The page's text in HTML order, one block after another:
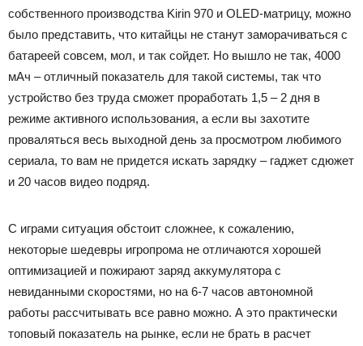
собственного производства Kirin 970 и OLED-матрицу, можно
было представить, что китайцы не станут заморачиваться с
батареей совсем, мол, и так сойдет. Но вышло не так, 4000
мАч – отличный показатель для такой системы, так что
устройство без труда сможет проработать 1,5 – 2 дня в
режиме активного использования, а если вы захотите
проваляться весь выходной день за просмотром любимого
сериала, то вам не придется искать зарядку – гаджет сдюжет
и 20 часов видео подряд.
С играми ситуация обстоит сложнее, к сожалению,
некоторые шедевры игропрома не отличаются хорошей
оптимизацией и пожирают заряд аккумулятора с
невиданными скоростями, но на 6-7 часов автономной
работы рассчитывать все равно можно. А это практически
топовый показатель на рынке, если не брать в расчет